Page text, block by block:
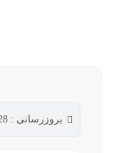
بروزرسانی : 1404/07/28